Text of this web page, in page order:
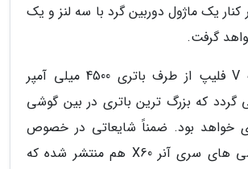
کنار یک ماژول دوربین گرد با سه لنز و یک
انرژی آنر مجیک V فلیپ از طرف باتری 4500 میلی آمپر
گردد که بزرگ ترین باتری در بین گوشی
خواهد بود. ضمناً شایعاتی در خصوص
آماده سازی گوشی های سری آنر X60 هم منتشر شده که